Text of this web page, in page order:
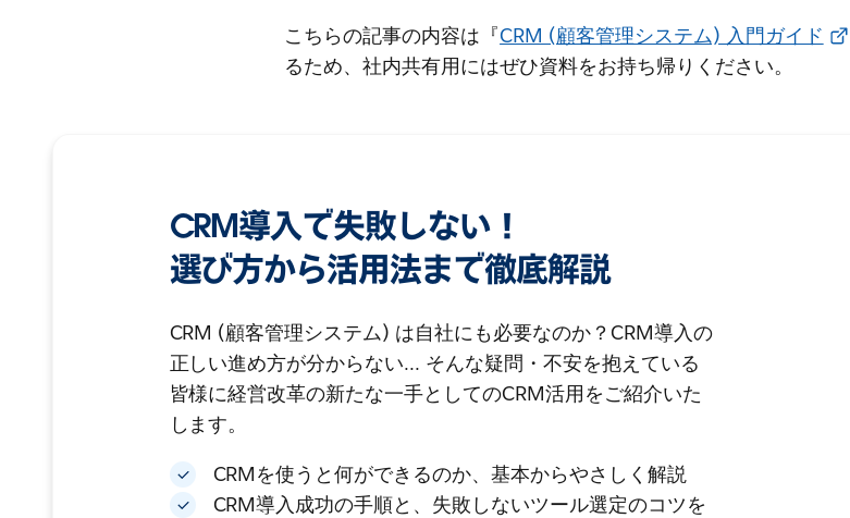
こちらの記事の内容は『CRM (顧客管理システム) 入門ガイド
るため、社内共有用にはぜひ資料をお持ち帰りください。
CRM導入で失敗しない！
選び方から活用法まで徹底解説
CRM (顧客管理システム) は自社にも必要なのか？CRM導入の
正しい進め方が分からない... そんな疑問・不安を抱えている
皆様に経営改革の新たな一手としてのCRM活用をご紹介いた
します。
CRMを使うと何ができるのか、基本からやさしく解説
CRM導入成功の手順と、失敗しないツール選定のコツを